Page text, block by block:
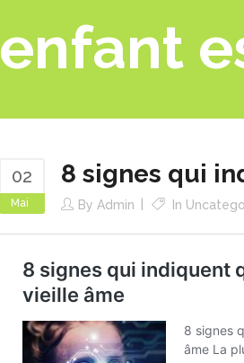
enfant
02
Mai
8 signes qui
By Admin In